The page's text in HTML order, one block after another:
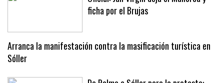
ficha por el Brujas
Arranca la manifestación contra la masificación turística en
Sóller